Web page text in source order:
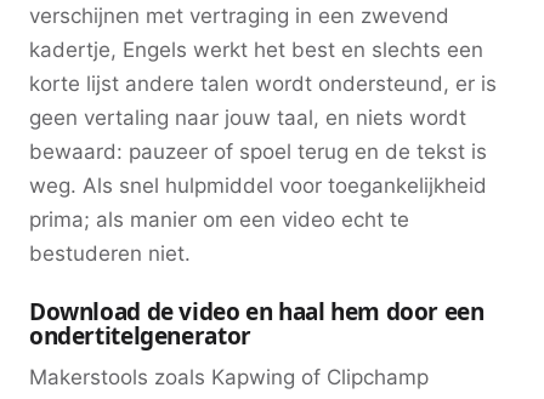
verschijnen met vertraging in een zwevend
kadertje, Engels werkt het best en slechts een
korte lijst andere talen wordt ondersteund, er is
geen vertaling naar jouw taal, en niets wordt
bewaard: pauzeer of spoel terug en de tekst is
weg. Als snel hulpmiddel voor toegankelijkheid
prima; als manier om een video echt te
bestuderen niet.
Download de video en haal hem door een
ondertitelgenerator
Makerstools zoals Kapwing of Clipchamp